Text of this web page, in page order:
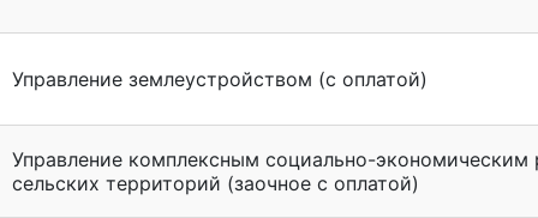
Управление землеустройством (с оплатой)
Управление комплексным социально-экономическим
сельских территорий (заочное с оплатой)